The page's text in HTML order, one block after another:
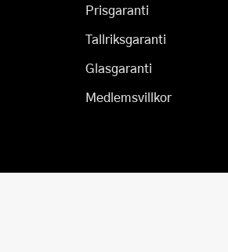
Prisgaranti
Tallriksgaranti
Glasgaranti
Medlemsvillkor